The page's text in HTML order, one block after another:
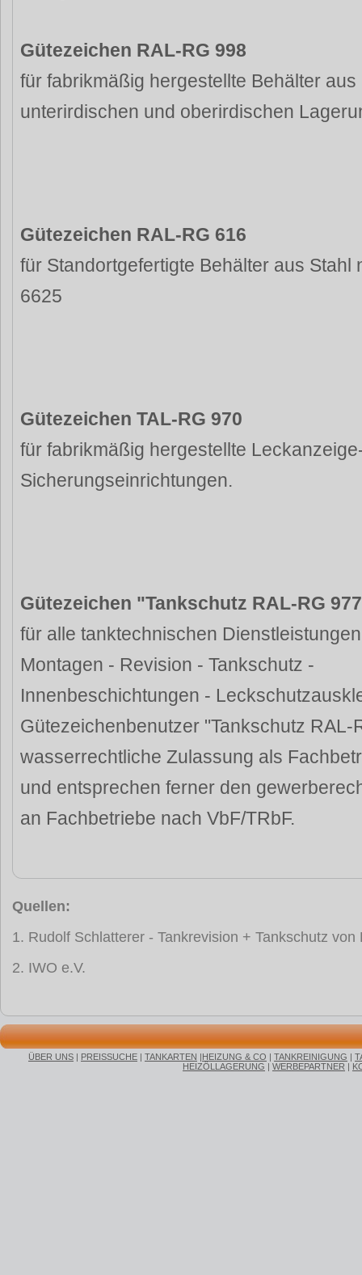
Gütezeichen RAL-RG 998
für fabrikmäßig hergestellte Behälter aus
unterirdischen und oberirdischen
Gütezeichen RAL-RG 616
für Standortgefertigte Behälter aus Stahl
6625
Gütezeichen TAL-RG 970
für fabrikmäßig hergestellte
Sicherungseinrichtungen.
Gütezeichen "Tankschutz RAL-RG
für alle tanktechnischen
Montagen - Revision - Tankschutz -
Innenbeschichtungen -
Gütezeichenbenutzer "Tankschutz RAL-
wasserrechtliche Zulassung als
und entsprechen ferner den
an Fachbetriebe nach VbF/TRbF.
Quellen:
1. Rudolf Schlatterer - Tankrevision + Tankschutz
2. IWO e.V.
ÜBER UNS | PREISSUCHE | TANKARTEN |HEIZUNG & CO | TANKREINIGUNG |
HEIZÖLLAGERUNG | WERBEPARTNER |